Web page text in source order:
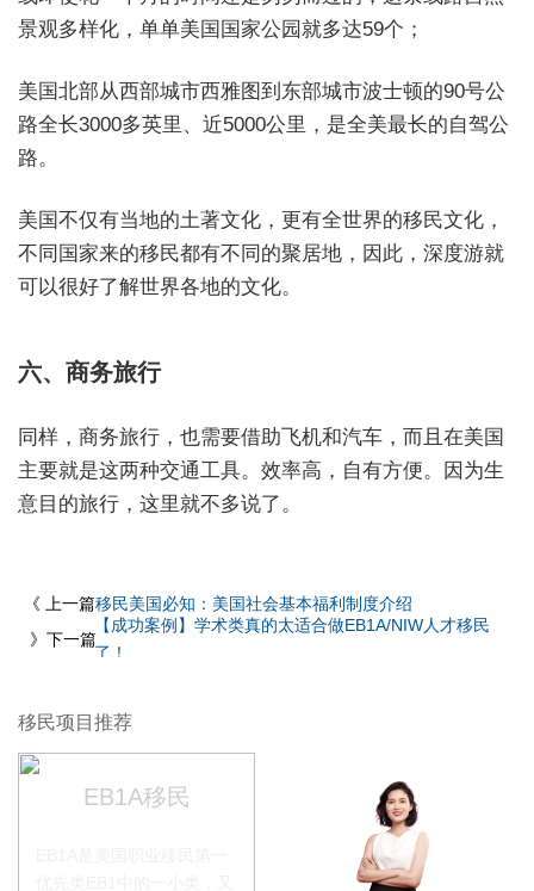
景观多样化，单单美国国家公园就多达59个；
美国北部从西部城市西雅图到东部城市波士顿的90号公
路全长3000多英里、近5000公里，是全美最长的自驾公
路。
美国不仅有当地的土著文化，更有全世界的移民文化，
不同国家来的移民都有不同的聚居地，因此，深度游就
可以很好了解世界各地的文化。
六、商务旅行
同样，商务旅行，也需要借助飞机和汽车，而且在美国
主要就是这两种交通工具。效率高，自有方便。因为生
意目的旅行，这里就不多说了。
《 上一篇移民美国必知：美国社会基本福利制度介绍
》下一篇
【成功案例】学术类真的太适合做EB1A/NIW人才移民
了！
移民项目推荐
EB1A移民